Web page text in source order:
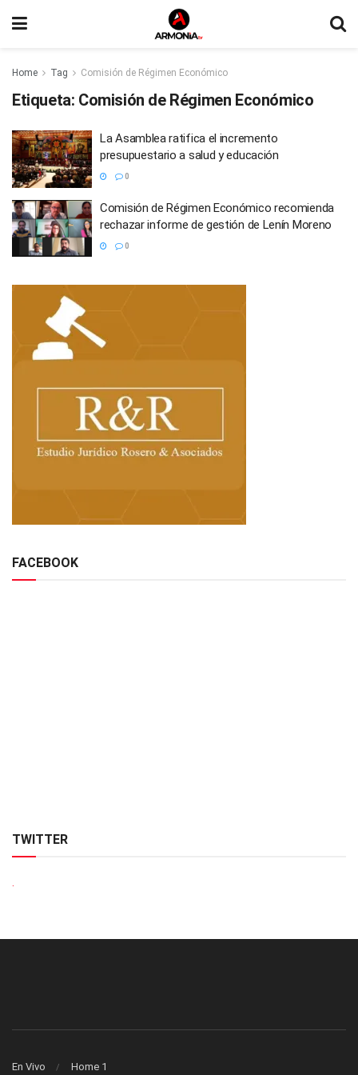
Home Tag Comisión de Régimen Económico
Etiqueta: Comisión de Régimen Económico
La Asamblea ratifica el incremento
presupuestario a salud y educación
0
Comisión de Régimen Económico recomienda
rechazar informe de gestión de Lenín Moreno
0
FACEBOOK
TWITTER
En Vivo Home 1